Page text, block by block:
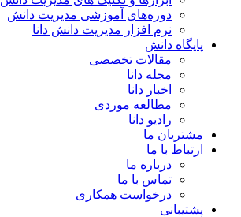
دوره‌های آموزشی مدیریت دانش
نرم افزار مدیریت دانش دانا
پایگاه دانش
مقالات تخصصی
مجله دانا
اخبار دانا
مطالعه موردی
رادیو دانا
مشتریان ما
ارتباط با ما
درباره ما
تماس با ما
درخواست همکاری
پشتیبانی